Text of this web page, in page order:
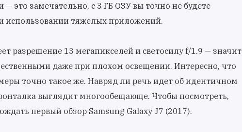
— это замечательно, с 3 ГБ ОЗУ вы точно не будете
использовании тяжелых приложений.
разрешение 13 мегапикселей и светосилу f/1.9 —
даже при плохом освещении. Интересно, что
точно такое же. Навряд ли речь идет об идентичном
выглядит многообещающе. Чтобы посмотреть,
первый обзор Samsung Galaxy J7 (2017).